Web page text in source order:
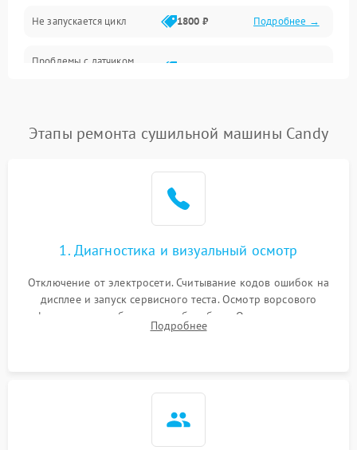
Не запускается цикл 1800 ₽ Подробнее →
Проблемы с датчиком
1500 ₽
Зависает программа 1500 ₽ Подробнее →
Ошибка на дисплее 1290 ₽ Подробнее →
Этапы ремонта сушильной машины Candy
1. Диагностика и визуальный осмотр
Отключение от электросети. Считывание кодов ошибок на
дисплее и запуск сервисного теста. Осмотр ворсового
фильтра, теплообменника и барабана. Опрос клиента о
неисправностях (не сушит, не крутит барабан, сильно шумит
Подробнее